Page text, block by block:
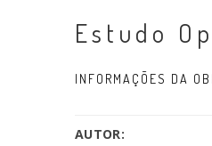
Estudo
INFORMAÇÕES DA
AUTOR: